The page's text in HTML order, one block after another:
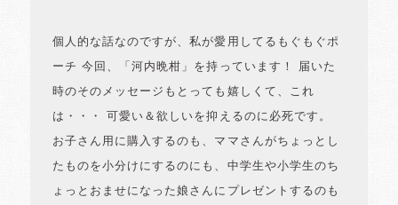
個人的な話なのですが、私が愛用してるもぐもぐポ
ーチ 今回、「河内晩柑」を持っています！ 届いた
時のそのメッセージもとっても嬉しくて、これ
は・・・ 可愛い＆欲しいを抑えるのに必死です。
お子さん用に購入するのも、ママさんがちょっとし
たものを小分けにするのにも、中学生や小学生のち
ょっとおませになった娘さんにプレゼントするのも